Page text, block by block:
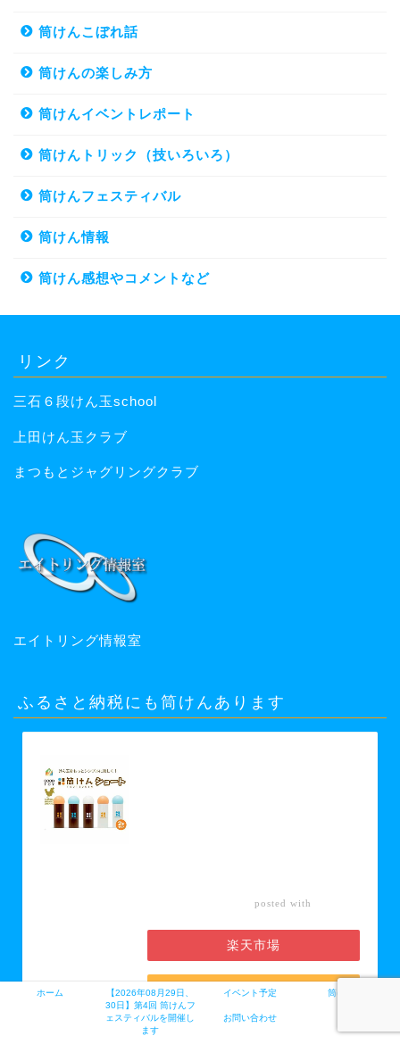
筒けんこぼれ話
筒けんの楽しみ方
筒けんイベントレポート
筒けんトリック（技いろいろ）
筒けんフェスティバル
筒けん情報
筒けん感想やコメントなど
リンク
三石６段けん玉school
上田けん玉クラブ
まつもとジャグリングクラブ
エイトリング情報室
ふるさと納税にも筒けんあります
posted with
楽天市場
Amazon
ホーム
【2026年08月29日、
30日】第4回 筒けんフ
ェスティバルを開催し
ます
イベント予定 筒けんとは
お問い合わせ